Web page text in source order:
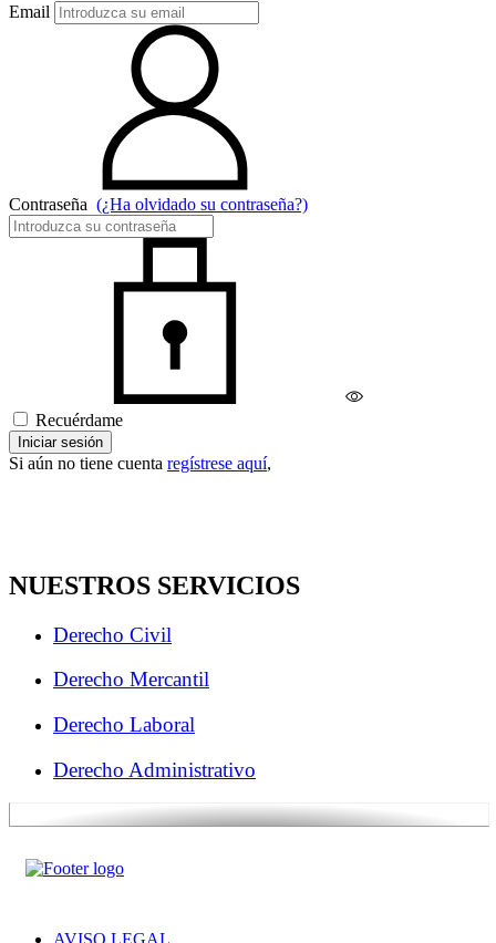
Email
Contraseña (¿Ha olvidado su contraseña?)
Recuérdame
Iniciar sesión
Si aún no tiene cuenta regístrese aquí,
NUESTROS SERVICIOS
Derecho Civil
Derecho Mercantil
Derecho Laboral
Derecho Administrativo